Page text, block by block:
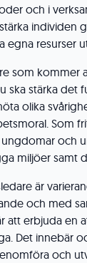
och i
individen
egna resurser
som
ska stärka
olika
Som
och
miljöer samt
är
och med
att erbjuda en
Det innebär
och